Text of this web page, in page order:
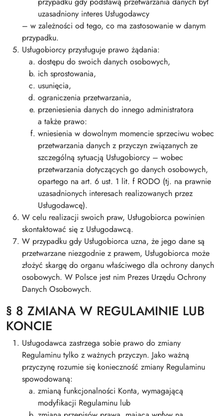
uzasadniony interes Usługodawcy
– w zależności od tego, co ma zastosowanie w danym
przypadku.
Usługobiorcy przysługuje prawo żądania:
dostępu do swoich danych osobowych,
ich sprostowania,
usunięcia,
ograniczenia przetwarzania,
przeniesienia danych do innego administratora
a także prawo:
wniesienia w dowolnym momencie sprzeciwu wobec
przetwarzania danych z przyczyn związanych ze
szczególną sytuacją Usługobiorcy – wobec
przetwarzania dotyczących go danych osobowych,
opartego na art. 6 ust. 1 lit. f RODO (tj. na prawnie
uzasadnionych interesach realizowanych przez
Usługodawcę).
W celu realizacji swoich praw, Usługobiorca powinien
skontaktować się z Usługodawcą.
W przypadku gdy Usługobiorca uzna, że jego dane są
przetwarzane niezgodnie z prawem, Usługobiorca może
złożyć skargę do organu właściwego dla ochrony danych
osobowych. W Polsce jest nim Prezes Urzędu Ochrony
Danych Osobowych.
§ 8 ZMIANA W REGULAMINIE LUB
KONCIE
Usługodawca zastrzega sobie prawo do zmiany
Regulaminu tylko z ważnych przyczyn. Jako ważną
przyczynę rozumie się konieczność zmiany Regulaminu
spowodowaną:
zmianą funkcjonalności Konta, wymagającą
modyfikacji Regulaminu lub